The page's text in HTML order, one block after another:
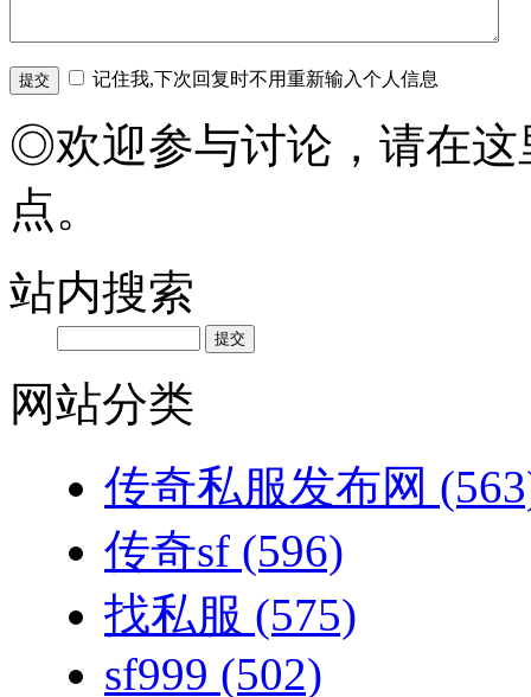
记住我,下次回复时不用重新输入个人信息
◎欢迎参与讨论，请在这
点。
站内搜索
网站分类
传奇私服发布网
传奇sf (596)
找私服 (575)
sf999 (502)